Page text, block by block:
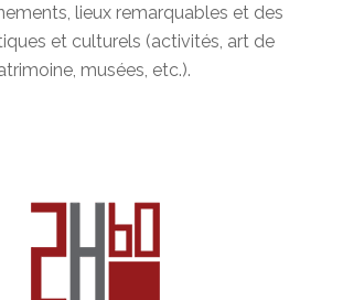
lieux remarquables et des
et culturels (activités, art de
musées, etc.).